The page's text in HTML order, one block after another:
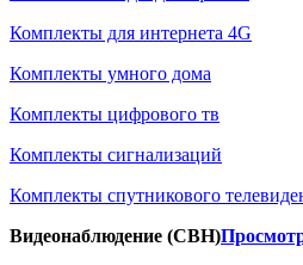
Комплекты для интернета 4G
Комплекты умного дома
Комплекты цифрового тв
Комплекты сигнализаций
Комплекты спутникового
Видеонаблюдение (СВН)